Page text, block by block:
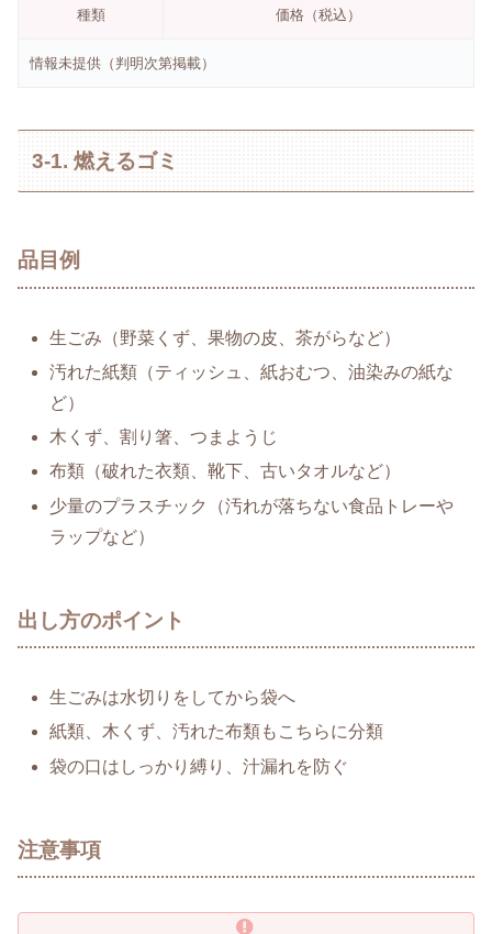
種類 価格（税込）
情報未提供（判明次第掲載）
3-1. 燃えるゴミ
品目例
生ごみ（野菜くず、果物の皮、茶がらなど）
汚れた紙類（ティッシュ、紙おむつ、油染みの紙な
ど）
木くず、割り箸、つまようじ
布類（破れた衣類、靴下、古いタオルなど）
少量のプラスチック（汚れが落ちない食品トレーや
ラップなど）
出し方のポイント
生ごみは水切りをしてから袋へ
紙類、木くず、汚れた布類もこちらに分類
袋の口はしっかり縛り、汁漏れを防ぐ
注意事項